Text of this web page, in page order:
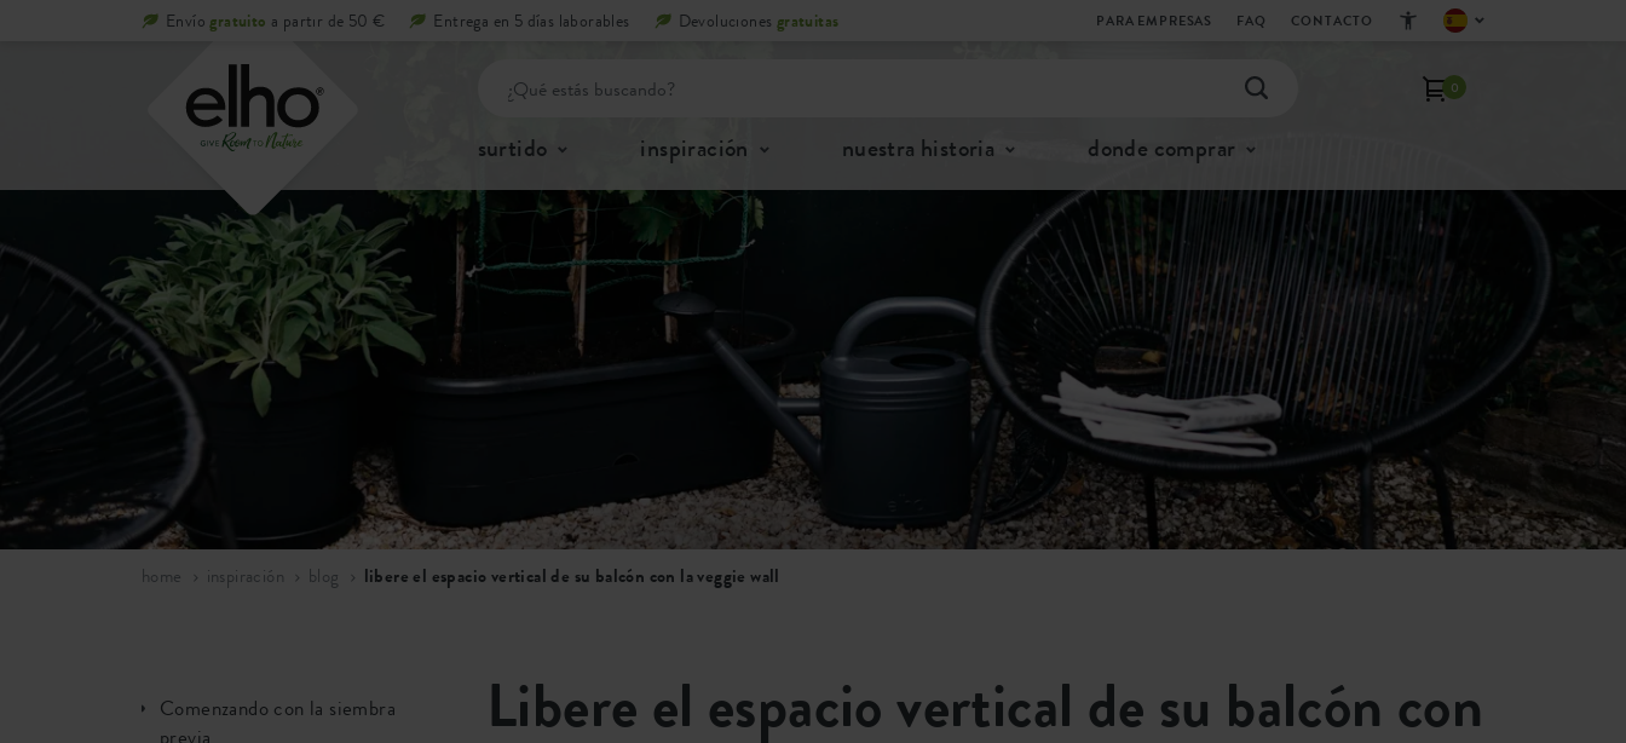
Envíogratuito a partir de 50 € Entrega en 5 días laborables Devoluciones gratuitas PARA EMPRESAS FAQ CONTACTO
0
surtido inspiración nuestra historia donde comprar
home inspiración blog libere el espacio vertical de su balcón con la veggie wall
Comenzando con la siembra
previa
Libere el espacio vertical de su balcón con